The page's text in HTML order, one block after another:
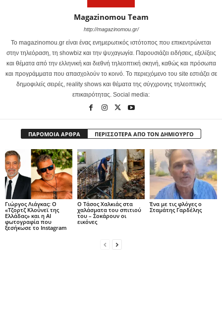
Magazinomou Team
http://magazinomou.gr/
Το magazinomou.gr είναι ένας ενημερωτικός ιστότοπος που επικεντρώνεται
στην τηλεόραση, τη showbiz και την ψυχαγωγία. Παρουσιάζει ειδήσεις, εξελίξεις
και θέματα από την ελληνική και διεθνή τηλεοπτική σκηνή, καθώς και πρόσωπα
και προγράμματα που απασχολούν το κοινό. Το περιεχόμενο του site εστιάζει σε
δημοφιλείς σειρές, reality shows και θέματα της σύγχρονης τηλεοπτικής
επικαιρότητας. Social media:
ΠΑΡΟΜΟΙΑ ΑΡΘΡΑ ΠΕΡΙΣΣΟΤΕΡΑ ΑΠΟ ΤΟΝ ΔΗΜΙΟΥΡΓΟ
Γιώργος Λιάγκας: Ο
«Τζορτζ Κλούνεϊ της
Ελλάδας» και η AI
φωτογραφία που
ξεσήκωσε το Instagram
Ο Τάσος Χαλκιάς στα
χαλάσματα του σπιτιού
του – Σοκάρουν οι
εικόνες
Ένα με τις φλόγες ο
Σταμάτης Γαρδέλης